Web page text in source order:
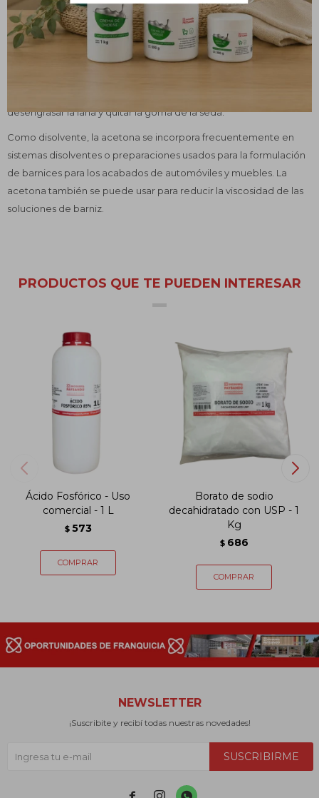
La acetona puede mezclarse fácilmente con agua y se evapora
rápidamente en el aire. Es un ingrediente principal en muchos
quitaesmaltes para uñas. Desintegra el esmalte para uñas y facilita
desengrasar la lana y quitar la goma de la seda.
Como disolvente, la acetona se incorpora frecuentemente en
sistemas disolventes o preparaciones usados para la formulación
de barnices para los acabados de automóviles y muebles. La
acetona también se puede usar para reducir la viscosidad de las
soluciones de barniz.
PRODUCTOS QUE TE PUEDEN INTERESAR
Ácido Fosfórico - Uso
comercial - 1 L
$ 573
Borato de sodio
decahidratado con USP - 1
Kg
$ 686
NEWSLETTER
¡Suscribite y recibí todas nuestras novedades!
SUSCRIBIRME